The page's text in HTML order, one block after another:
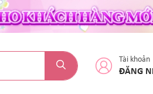
Tài khoản
ĐĂNG